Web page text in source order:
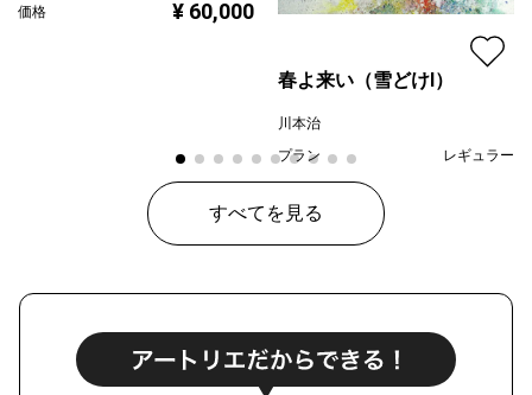
価格 ¥ 60,000
春よ来い（雪どけⅠ）
川本治
プラン
レギュラー
価格
すべてを見る